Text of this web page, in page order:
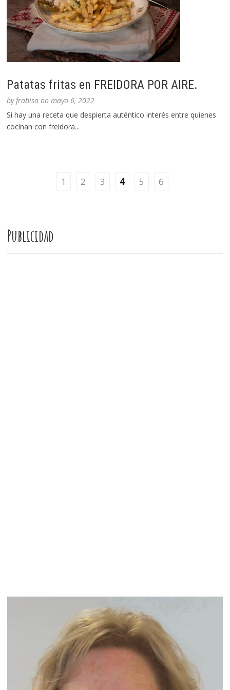
Patatas fritas en FREIDORA POR AIRE.
byfrabisa onmayo 6, 2022
Si hay una receta que despierta auténtico interés entre quienes
cocinan con freidora...
1 2 3 4 5 6
Publicidad